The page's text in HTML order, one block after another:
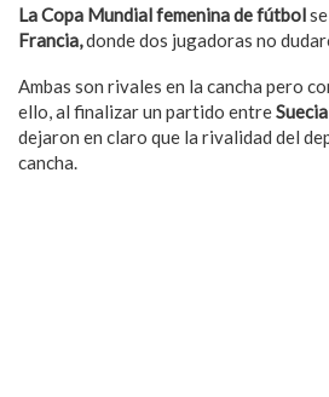
La Copa Mundial femenina de fútbol
Francia,donde dos jugadoras no
Ambas son rivales en la cancha pero
ello, al finalizar un partido entre
dejaron en claro que la rivalidad del
cancha.